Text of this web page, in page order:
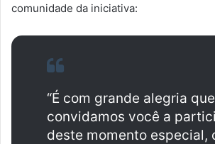
comunidade da iniciativa:
“É com grande alegria que
convidamos você a
deste momento especial,